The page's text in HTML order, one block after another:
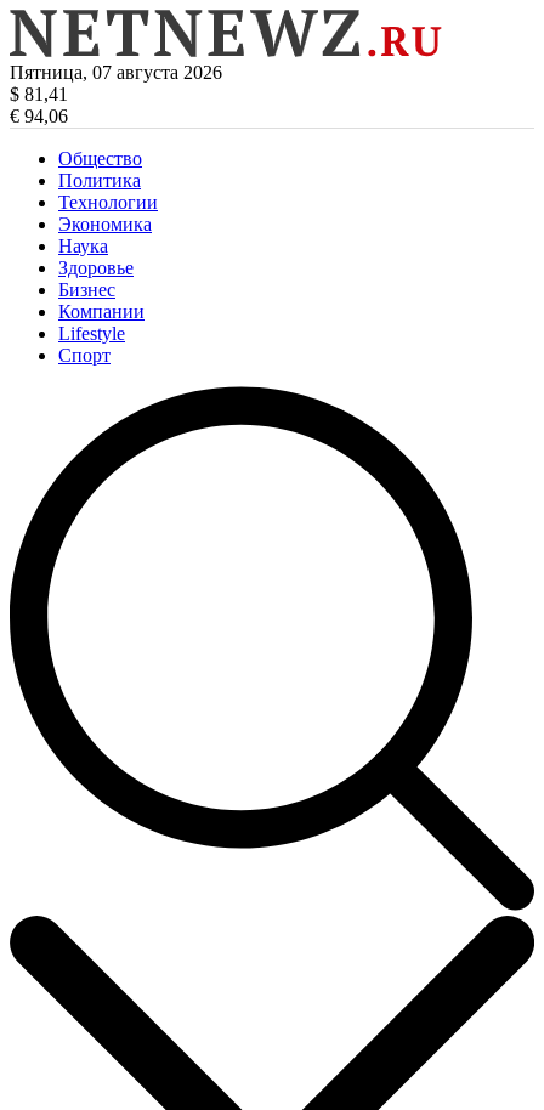
Пятница, 07 августа 2026
$ 81,41
€ 94,06
Общество
Политика
Технологии
Экономика
Наука
Здоровье
Бизнес
Компании
Lifestyle
Спорт